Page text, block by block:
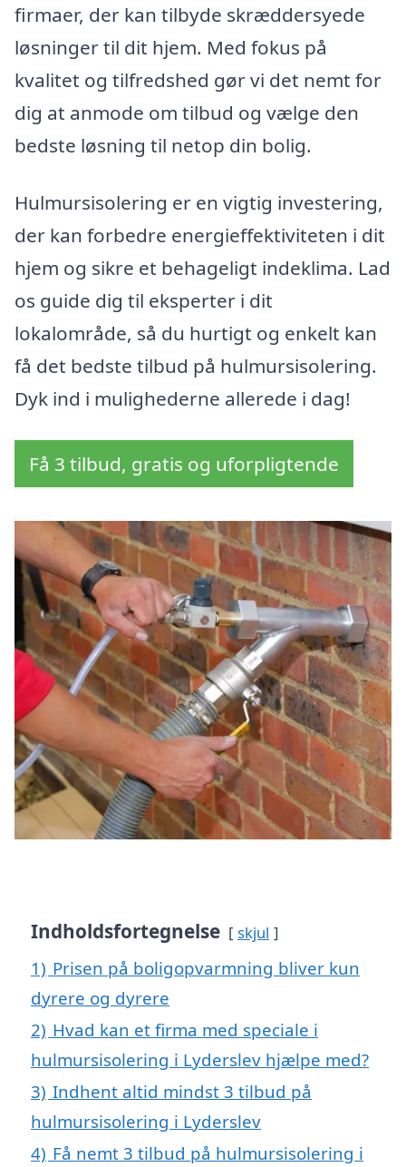
firmaer, der kan tilbyde skræddersyede
løsninger til dit hjem. Med fokus på
kvalitet og tilfredshed gør vi det nemt for
dig at anmode om tilbud og vælge den
bedste løsning til netop din bolig.
Hulmursisolering er en vigtig investering,
der kan forbedre energieffektiviteten i dit
hjem og sikre et behageligt indeklima. Lad
os guide dig til eksperter i dit
lokalområde, så du hurtigt og enkelt kan
få det bedste tilbud på hulmursisolering.
Dyk ind i mulighederne allerede i dag!
Få 3 tilbud, gratis og uforpligtende
Indholdsfortegnelse skjul
1) Prisen på boligopvarmning bliver kun
dyrere og dyrere
2) Hvad kan et firma med speciale i
hulmursisolering i Lyderslev hjælpe med?
3) Indhent altid mindst 3 tilbud på
hulmursisolering i Lyderslev
4) Få nemt 3 tilbud på hulmursisolering i